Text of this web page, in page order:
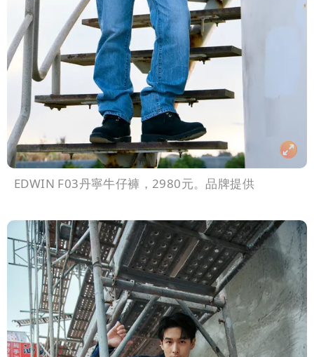
EDWIN F03丹寧牛仔褲，2980元。品牌提供